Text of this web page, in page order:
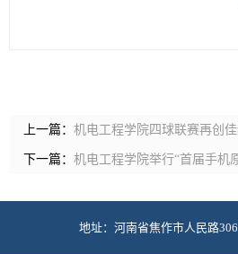
上一篇： 机电工程学院四球联赛再创
下一篇： 机电工程学院举行“首届手机
地址：河南省焦作市人民路